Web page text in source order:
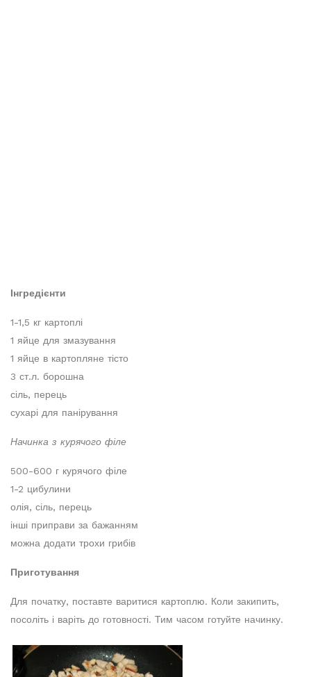
Інгредієнти
1-1,5 кг картоплі
1 яйце для змазування
1 яйце в картопляне тісто
3 ст.л. борошна
сіль, перець
сухарі для панірування
Начинка з курячого філе
500-600 г курячого філе
1-2 цибулини
олія, сіль, перець
інші приправи за бажанням
можна додати трохи грибів
Приготування
Для початку, поставте варитися картоплю. Коли закипить,
посоліть і варіть до готовності. Тим часом готуйте начинку.